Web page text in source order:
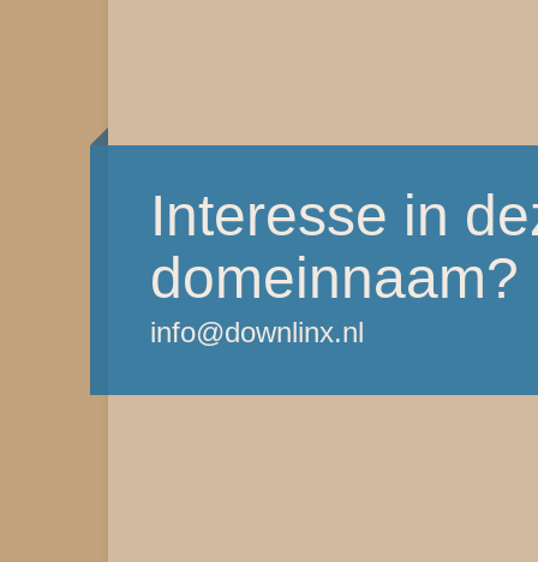
Interesse in
domeinnaam?
info@downlinx.nl